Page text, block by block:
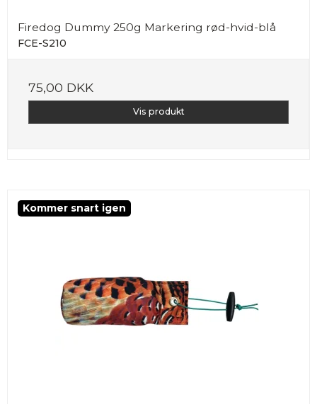
Firedog Dummy 250g Markering rød-hvid-blå
FCE-S210
75,00 DKK
Vis produkt
Kommer snart igen